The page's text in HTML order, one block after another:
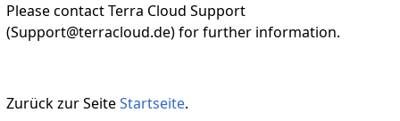
Please contact Terra Cloud Support
(Support@terracloud.de) for further information.
Zurück zur SeiteStartseite.